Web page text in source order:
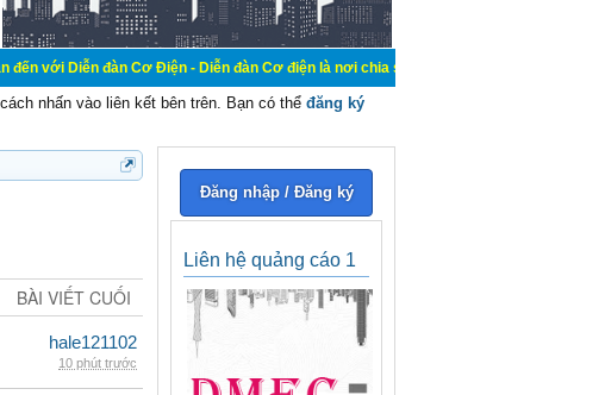
đàn Cơ Điện - Diễn đàn Cơ điện là nơi chia sẽ kiến thức kinh nghiệm trong lãnh vực
nhấn vào liên kết bên trên. Bạn có thể đăng ký
BÀI VIẾT CUỐI
hale121102
10 phút trước
Đăng nhập / Đăng ký
Liên hệ quảng cáo 1